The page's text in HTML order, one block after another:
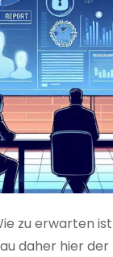
zu erwarten
daher hier der